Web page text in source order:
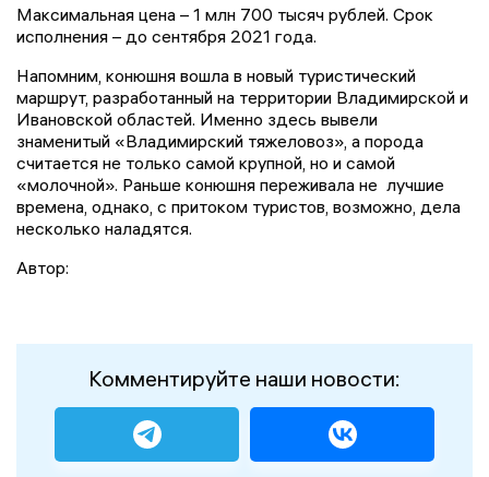
Максимальная цена – 1 млн 700 тысяч рублей. Срок
исполнения – до сентября 2021 года.
Напомним, конюшня вошла в новый туристический
маршрут, разработанный на территории Владимирской и
Ивановской областей. Именно здесь вывели
знаменитый «Владимирский тяжеловоз», а порода
считается не только самой крупной, но и самой
«молочной». Раньше конюшня переживала не лучшие
времена, однако, с притоком туристов, возможно, дела
несколько наладятся.
Автор:
Комментируйте наши новости: